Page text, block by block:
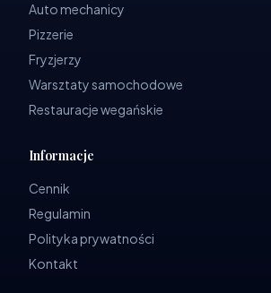
Auto mechanicy
Pizzerie
Fryzjerzy
Warsztaty samochodowe
Restauracje wegańskie
Informacje
Cennik
Regulamin
Polityka prywatności
Kontakt